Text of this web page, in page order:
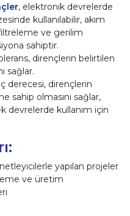
, elektronik devrelerde
kullanılabilir, akım
ve gerilim
sahiptir.
dirençlerin belirtilen
sağlar.
derecesi, dirençlerin
sahip olmasını sağlar,
devrelerde kullanım için
yapılan projeler
ve üretim